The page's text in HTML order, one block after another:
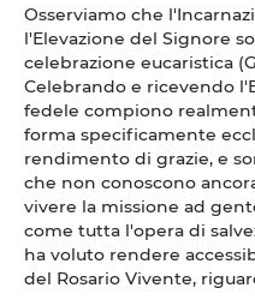
Osserviamo che
l'Elevazione del Signore
celebrazione eucaristica
Celebrando e ricevendo
fedele compiono
forma specificamente
rendimento di grazie, e
che non conoscono
vivere la missione ad
come tutta l'opera di
ha voluto rendere
del Rosario Vivente,